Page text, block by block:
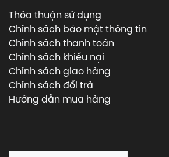
Thỏa thuận sử dụng
Chính sách bảo mật thông tin
Chính sách thanh toán
Chính sách khiếu nại
Chính sách giao hàng
Chính sách đổi trả
Hướng dẫn mua hàng